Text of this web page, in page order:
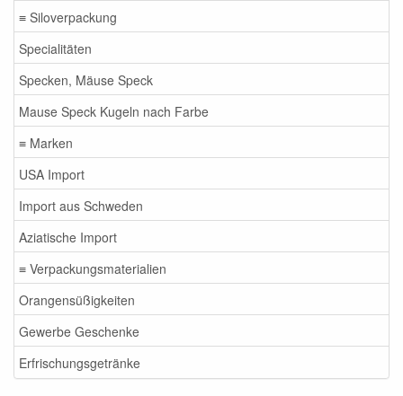
≡ Siloverpackung
Specialitäten
Specken, Mäuse Speck
Mause Speck Kugeln nach Farbe
≡ Marken
USA Import
Import aus Schweden
Aziatische Import
≡ Verpackungsmaterialien
Orangensüßigkeiten
Gewerbe Geschenke
Erfrischungsgetränke